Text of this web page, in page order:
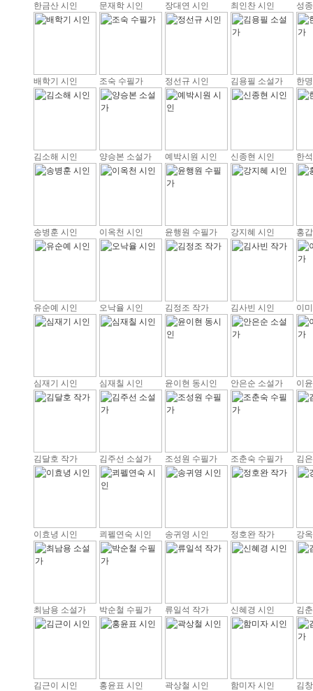
한금산 시인 문재학 시인 장대연 시인 최인찬 시인 성
배학기 시인 조숙 수필가 정선규 시인 김용필 소설가 한
김소해 시인 양승본 소설가 예박시원 시인 신종현 시인 한
송병훈 시인 이옥천 시인 윤행원 수필가 강지혜 시인 홍
유순예 시인 오낙율 시인 김정조 작가 김사빈 시인 이
심재기 시인 심재칠 시인 윤이현 동시인 안은순 소설가 이
김달호 작가 김주선 소설가 조성원 수필가 조춘숙 수필가 김
이효녕 시인 쾨펠연숙 시인 송귀영 시인 정호완 작가 강
최남용 소설가 박순철 수필가 류일석 작가 신혜경 시인 김
김근이 시인 홍윤표 시인 곽상철 시인 함미자 시인 김